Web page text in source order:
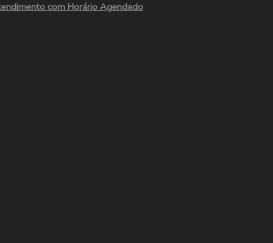
com Horário Agendado